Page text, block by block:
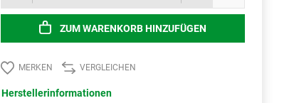
ZUM WARENKORB HINZUFÜGEN
MERKEN VERGLEICHEN
Herstellerinformationen